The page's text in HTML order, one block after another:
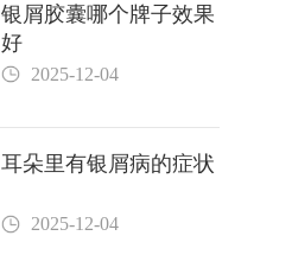
银屑胶囊哪个牌子效果
好
2025-12-04
耳朵里有银屑病的症状
2025-12-04